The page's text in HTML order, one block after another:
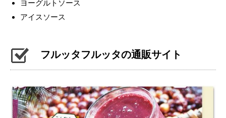
ヨーグルトソース
アイスソース
フルッタフルッタの通販サイト